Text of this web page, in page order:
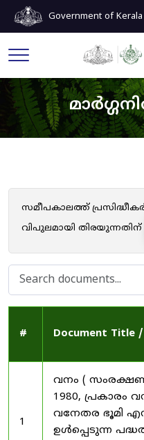
Government of Kerala
സമീപകാലത്ത്
വിപുലമായി തിരയുന്നതിന്
# Document Title
1
വനം (
1980, പ്രകാരം
വനേതര ഭൂമി
ഉൾപ്പെടുന്ന